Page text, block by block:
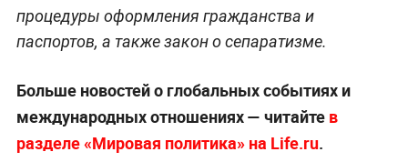
процедуры оформления гражданства и
паспортов, а также закон о сепаратизме.
Больше новостей о глобальных событиях и
международных отношениях — читайте в
разделе «Мировая политика» на Life.ru.